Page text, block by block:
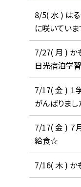
8/5( 水 ) は
に咲いていま
7/27( 月 )
日光宿泊学習
7/17( 金 )
がんばりまし
7/17( 金 ) ７
給食☆
7/16( 木 ) か